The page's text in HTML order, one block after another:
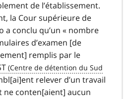
de l’établissement.
la Cour supérieure de
a conclu qu’un « nombre
d’examen [de
remplis par le
relever d’un travail
ne conten[aient] aucun